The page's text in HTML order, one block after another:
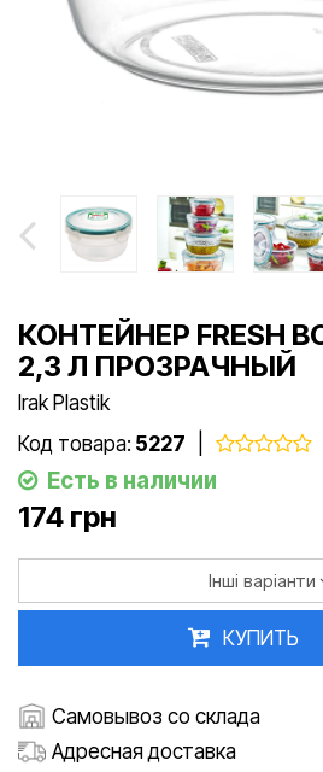
КОНТЕЙНЕР FRESH
2,3 Л ПРОЗРАЧНЫЙ
Irak Plastik
Код товара: 5227
Есть в наличии
174 грн
Інші варіанти
КУПИТЬ
Самовывоз со склада
Адресная доставка